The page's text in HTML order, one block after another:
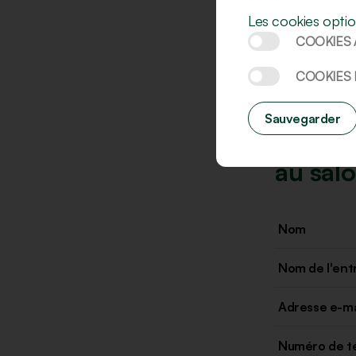
au
Les cookies
COOKIES
COOKIES
Sauvegarder